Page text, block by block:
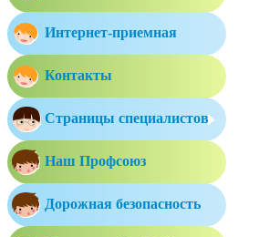
Интернет-приемная
Контакты
Страницы специалистов
Наш Профсоюз
Дорожная безопасность